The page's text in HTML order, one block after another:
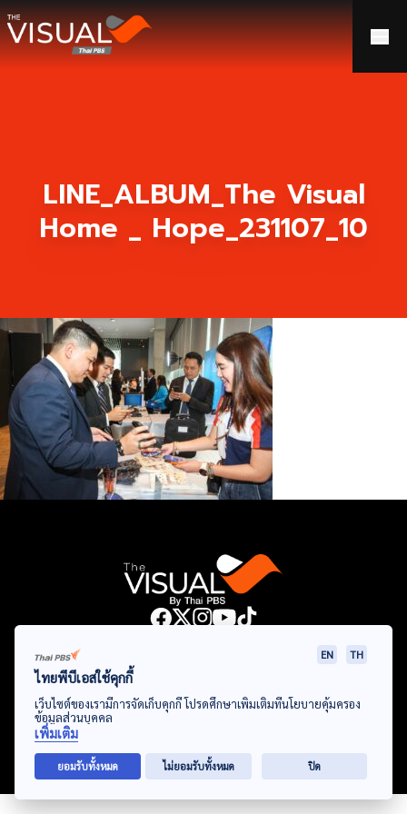
ข้ามไปยังเนื้อหา
LINE_ALBUM_The Visual
Home _ Hope_231107_10
Data Viz Topics
© Thai Public Broadcasting Service. All Rights Reserved
2024
ไทยพีบีเอสใช้คุกกี้
EN TH
เว็บไซต์ของเรามีการจัดเก็บคุกกี้ โปรดศึกษาเพิ่มเติมที่นโยบายคุ้มครอง
ข้อมูลส่วนบุคคล
เพิ่มเติม
ยอมรับทั้งหมด ไม่ยอมรับทั้งหมด ปิด